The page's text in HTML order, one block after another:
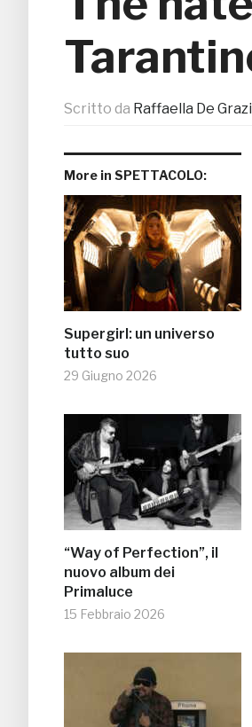
Scritto da Raffaella De
More in SPETTACOLO:
Supergirl: un universo
tutto suo
29 Giugno 2026
“Way of Perfection”, il
nuovo album dei
Primaluce
15 Febbraio 2026